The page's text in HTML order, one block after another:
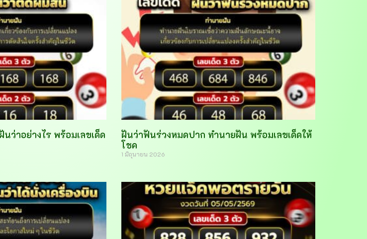
ว่าอย่างไร พร้อมเลขเด็ด
ฝันว่าฟันร่วงหมดปาก ทำนายฝัน พร้อมเลขเด็ดให้
โชค
1 มิถุนายน 2026